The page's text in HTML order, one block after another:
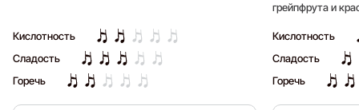
Кислотность
Сладость
Горечь
грейпфрута и
Кислотность
Сладость
Горечь